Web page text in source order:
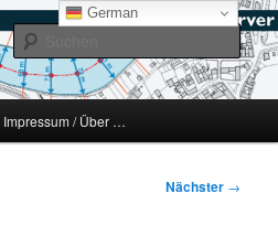
Impressum / Über …
Nächster →
German